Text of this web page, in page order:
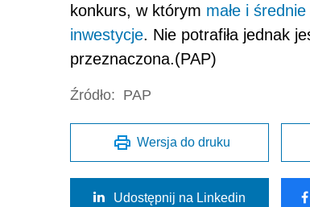
konkurs, w którym małe i
inwestycje. Nie potrafiła jednak
przeznaczona.(PAP)
Źródło: PAP
Wersja do druku
Udostępnij na Linkedin